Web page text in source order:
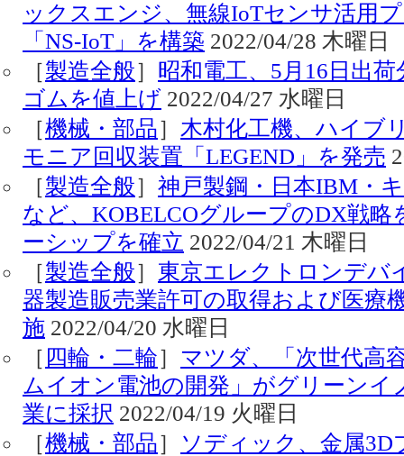
ックスエンジ、無線IoTセンサ活用
「NS-IoT」を構築 2022/04/28 木曜日
［製造全般］
昭和電工、5月16日出
ゴムを値上げ 2022/04/27 水曜日
［機械・部品］ 木村化工機、ハイブ
モニア回収装置「LEGEND」を発売
［製造全般］ 神戸製鋼・日本IBM・
など、KOBELCOグループのDX戦略
ーシップを確立 2022/04/21 木曜日
［製造全般］ 東京エレクトロンデバ
器製造販売業許可の取得および医療
施 2022/04/20 水曜日
［ 四輪・二輪］ マツダ、「次世代高
ムイオン電池の開発」がグリーンイ
業に採択 2022/04/19 火曜日
［機械・部品］
ソディック、金属